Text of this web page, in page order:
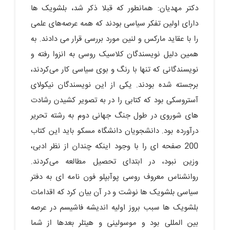
دکتر مهدیان: همانطور که قبلا ذکر شد، بلشویک ها
دارای اولین تفکر سیاسی بودند که همه عرصه‌های علمی
را با عقاید مارکس و لنین مورد بررسی قرار می دادند. به
همین دلیل نویسندگان کلاسیک روسی به انزوا رفته و
نویسندگانی که تنها با رنگ و بوی سیاسی کار می‌کردند،
برجسته شده بودند. یکی از این نویسندگان نیکولای
آستروسکی بود که کتابی را در به تصویر کشیدن رشادت
های شوروی در طول جنگ جهانی دوم به رشته تحریر
درآورده بود. دانشجویان دانشگاه مسکو باید این کتاب
200 صفحه ای را با وجود اینکه چندان از نظر ادبی،
وزین نبود، در ابتدای تحصیل مطالعه می‌کردند.
روانشناس معروف روسی پوآبپلو فون نامه ای به دفتر
سیاسی بلشویک ها نوشت و در آن بیان کرد که اقدامات
بلشویک ها سبب بروز اولیه اندیشه فاشیسم در عرصه
بین المللی بود و موسولینی و هیتلر بعدها از شما